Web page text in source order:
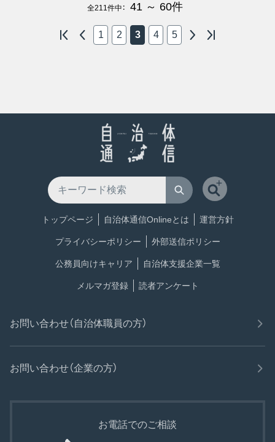
全211件中： 41 ～ 60件
1 2 3 4 5
トップページ 自治体通信Onlineとは 運営方針
プライバシーポリシー 外部送信ポリシー
公務員向けキャリア 自治体支援企業一覧
メルマガ登録 読者アンケート
お問い合わせ（自治体職員の方）
お問い合わせ（企業の方）
お電話でのご相談